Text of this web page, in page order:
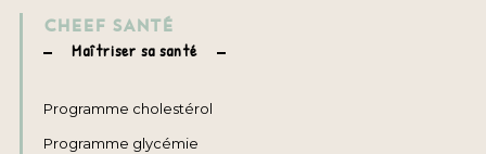
CHEEF SANTÉ
Maîtriser sa santé
Programme cholestérol
Programme glycémie